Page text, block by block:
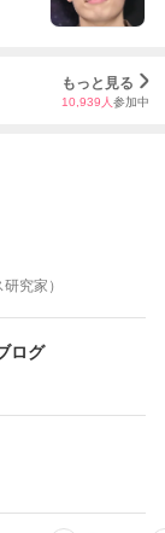
もっと見る
10,939 人 参加中
究家）
ログ